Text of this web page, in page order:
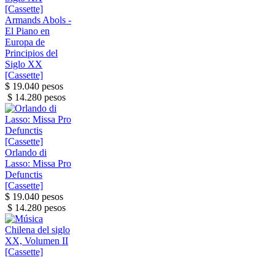
Armands Abols -
El Piano en
Europa de
Principios del
Siglo XX
[Cassette]
$ 19.040 pesos
$ 14.280 pesos
Orlando di
Lasso: Missa Pro
Defunctis
[Cassette]
$ 19.040 pesos
$ 14.280 pesos